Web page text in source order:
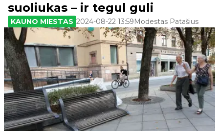
suoliukas – ir tegul guli
KAUNO MIESTAS 2024-08-22 13:59Modestas Patašius